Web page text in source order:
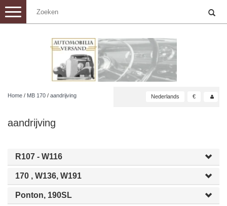
Toggle
navigation
Home / MB 170 / aandrijving Nederlands €
aandrijving
R107 - W116
170 , W136, W191
Ponton, 190SL